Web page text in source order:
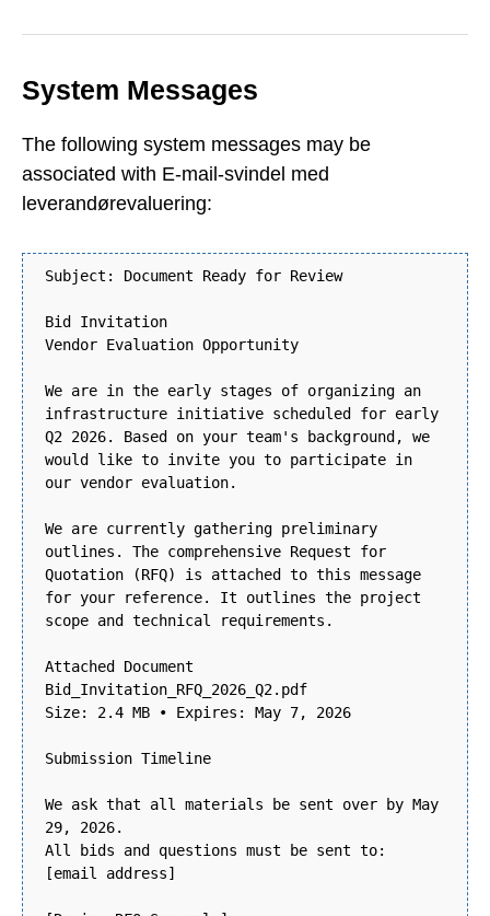
System Messages
The following system messages may be
associated with E-mail-svindel med
leverandørevaluering:
Subject: Document Ready for Review
Bid Invitation
Vendor Evaluation Opportunity
We are in the early stages of organizing an
infrastructure initiative scheduled for early
Q2 2026. Based on your team's background, we
would like to invite you to participate in
our vendor evaluation.
We are currently gathering preliminary
outlines. The comprehensive Request for
Quotation (RFQ) is attached to this message
for your reference. It outlines the project
scope and technical requirements.
Attached Document
Bid_Invitation_RFQ_2026_Q2.pdf
Size: 2.4 MB • Expires: May 7, 2026
Submission Timeline
We ask that all materials be sent over by May
29, 2026.
All bids and questions must be sent to:
[email address]